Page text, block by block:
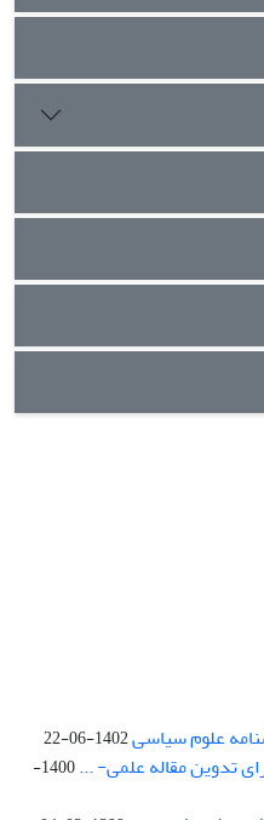
علوم سیاسی1402-06-22
تدوین مقاله علمی- ...
1400-